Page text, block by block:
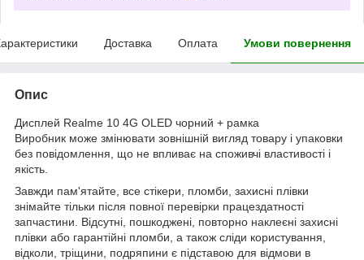
Доставка Оплата Умови повернення
Опис
Дисплей Realme 10 4G OLED чорний + рамка
Виробник може змінювати зовнішній вигляд товару і упаковки
без повідомлення, що не впливає на споживчі властивості і
якість.
Завжди пам'ятайте, все стікери, пломби, захисні плівки
знімайте тільки після повної перевірки працездатності
запчастини. Відсутні, пошкоджені, повторно наклеєні захисні
плівки або гарантійні пломби, а також сліди користування,
відколи, тріщини, подряпини є підставою для відмови в